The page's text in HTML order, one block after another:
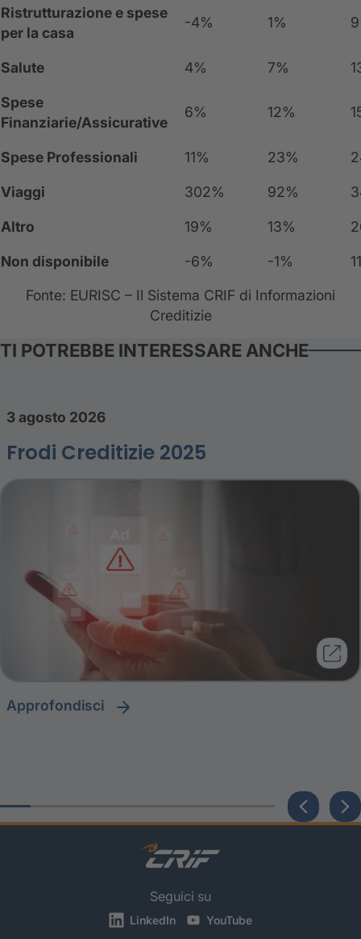
Ristrutturazione e spese
per la casa
-4% 1%
Salute 4% 7%
Spese
Finanziarie/Assicurative
6% 12%
Spese Professionali 11% 23%
Viaggi 302% 92%
Altro 19% 13%
Non disponibile -6% -1%
Fonte: EURISC – Il Sistema CRIF di Informazioni
Creditizie
TI POTREBBE INTERESSARE ANCHE
3 agosto 2026
Frodi Creditizie 2025
approfondisci
Seguici su
LinkedIn YouTube